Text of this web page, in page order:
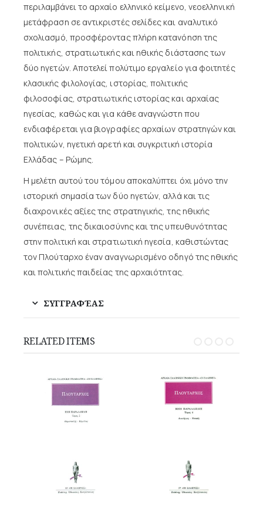
περιλαμβάνει το αρχαίο ελληνικό κείμενο, νεοελληνική
μετάφραση σε αντικριστές σελίδες και αναλυτικό
σχολιασμό, προσφέροντας πλήρη κατανόηση της
πολιτικής, στρατιωτικής και ηθικής διάστασης των
δύο ηγετών. Αποτελεί πολύτιμο εργαλείο για φοιτητές
κλασικής φιλολογίας, ιστορίας, πολιτικής
φιλοσοφίας, στρατιωτικής ιστορίας και αρχαίας
ηγεσίας, καθώς και για κάθε αναγνώστη που
ενδιαφέρεται για βιογραφίες αρχαίων στρατηγών και
πολιτικών, ηγετική αρετή και συγκριτική ιστορία
Ελλάδας – Ρώμης.
Η μελέτη αυτού του τόμου αποκαλύπτει όχι μόνο την
ιστορική σημασία των δύο ηγετών, αλλά και τις
διαχρονικές αξίες της στρατηγικής, της ηθικής
συνέπειας, της δικαιοσύνης και της υπευθυνότητας
στην πολιτική και στρατιωτική ηγεσία, καθιστώντας
τον Πλούταρχο έναν αναγνωρισμένο οδηγό της ηθικής
και πολιτικής παιδείας της αρχαιότητας.
ΣΥΓΓΡΑΦΈΑΣ
RELATED ITEMS